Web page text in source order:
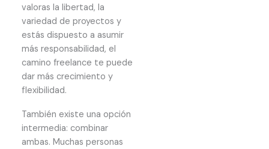
valoras la libertad, la
variedad de proyectos y
estás dispuesto a asumir
más responsabilidad, el
camino freelance te puede
dar más crecimiento y
flexibilidad.
También existe una opción
intermedia: combinar
ambas. Muchas personas